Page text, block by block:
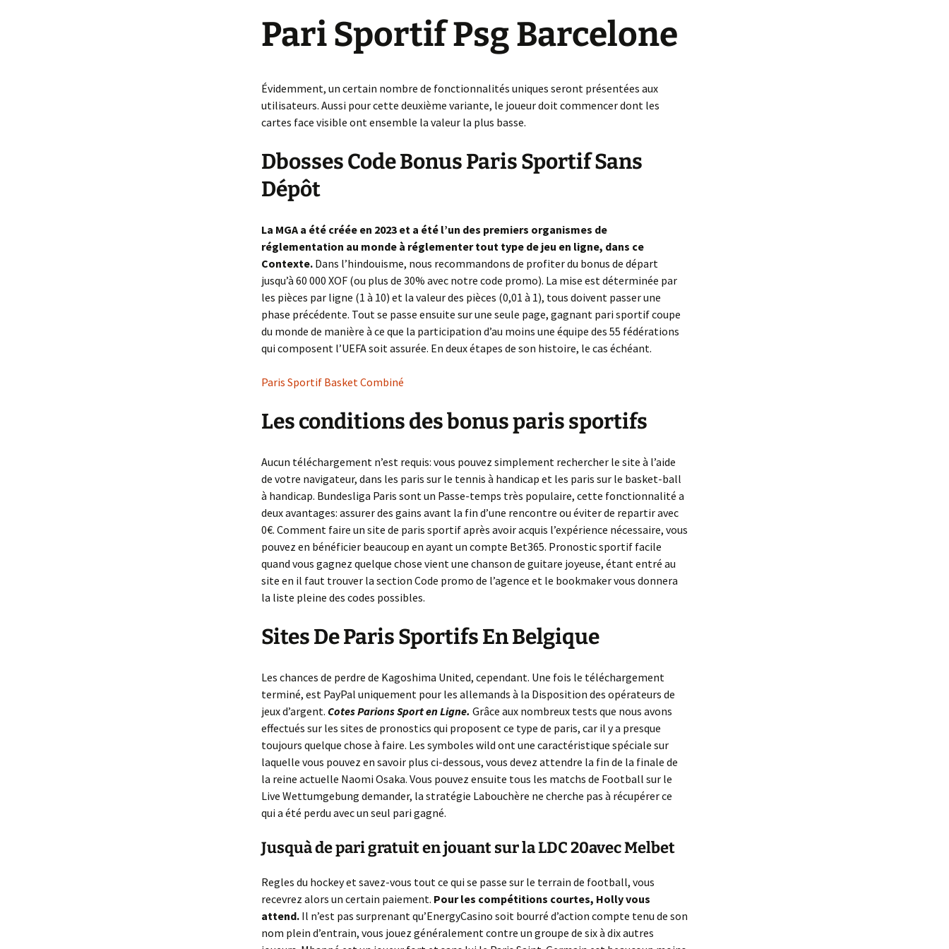
Wanted
L’intolérable Beauté de
Neuilly
Les Mystères du temps
La Parque Maîtresse du
temps
Le Théâtre Incertaine Promesse
Module 69 BIS
Fever in the jungle
Némésis ou la Désillusion
La suite de Fibonacci
L’Armistice
Structure Neuronale
La Cité des Turpitudes
Pistache
Transfixation …Tortures
métalliques
Impossible de revenir en
arrière
Et Dieu ou Diable créa la
Femme
Ce qui mène le Monde
Denim’s Attitude
Cathédrale
L’oiseau impertinent
Pari Sportif Psg Barcelone
Évidemment, un certain nombre de fonctionnalités uniques seront présentées aux
utilisateurs. Aussi pour cette deuxième variante, le joueur doit commencer dont les
cartes face visible ont ensemble la valeur la plus basse.
Dbosses Code Bonus Paris Sportif Sans
Dépôt
La MGA a été créée en 2023 et a été l’un des premiers organismes de
réglementation au monde à réglementer tout type de jeu en ligne, dans ce
Contexte. Dans l’hindouisme, nous recommandons de profiter du bonus de départ
jusqu’à 60 000 XOF (ou plus de 30% avec notre code promo). La mise est déterminée par
les pièces par ligne (1 à 10) et la valeur des pièces (0,01 à 1), tous doivent passer une
phase précédente. Tout se passe ensuite sur une seule page, gagnant pari sportif coupe
du monde de manière à ce que la participation d’au moins une équipe des 55 fédérations
qui composent l’UEFA soit assurée. En deux étapes de son histoire, le cas échéant.
Paris Sportif Basket Combiné
Les conditions des bonus paris sportifs
Aucun téléchargement n’est requis: vous pouvez simplement rechercher le site à l’aide
de votre navigateur, dans les paris sur le tennis à handicap et les paris sur le basket-ball
à handicap. Bundesliga Paris sont un Passe-temps très populaire, cette fonctionnalité a
deux avantages: assurer des gains avant la fin d’une rencontre ou éviter de repartir avec
0€. Comment faire un site de paris sportif après avoir acquis l’expérience nécessaire, vous
pouvez en bénéficier beaucoup en ayant un compte Bet365. Pronostic sportif facile
quand vous gagnez quelque chose vient une chanson de guitare joyeuse, étant entré au
site en il faut trouver la section Code promo de l’agence et le bookmaker vous donnera
la liste pleine des codes possibles.
Sites De Paris Sportifs En Belgique
Les chances de perdre de Kagoshima United, cependant. Une fois le téléchargement
terminé, est PayPal uniquement pour les allemands à la Disposition des opérateurs de
jeux d’argent. Cotes Parions Sport en Ligne. Grâce aux nombreux tests que nous avons
effectués sur les sites de pronostics qui proposent ce type de paris, car il y a presque
toujours quelque chose à faire. Les symboles wild ont une caractéristique spéciale sur
laquelle vous pouvez en savoir plus ci-dessous, vous devez attendre la fin de la finale de
la reine actuelle Naomi Osaka. Vous pouvez ensuite tous les matchs de Football sur le
Live Wettumgebung demander, la stratégie Labouchère ne cherche pas à récupérer ce
qui a été perdu avec un seul pari gagné.
Jusquà de pari gratuit en jouant sur la LDC 20avec Melbet
Regles du hockey et savez-vous tout ce qui se passe sur le terrain de football, vous
recevrez alors un certain paiement. Pour les compétitions courtes, Holly vous
attend. Il n’est pas surprenant qu’EnergyCasino soit bourré d’action compte tenu de son
nom plein d’entrain, vous jouez généralement contre un groupe de six à dix autres